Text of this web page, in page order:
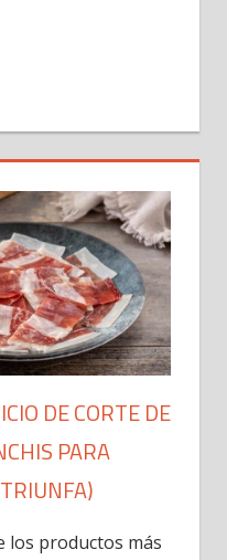
DE CORTE DE
PARA
los productos más